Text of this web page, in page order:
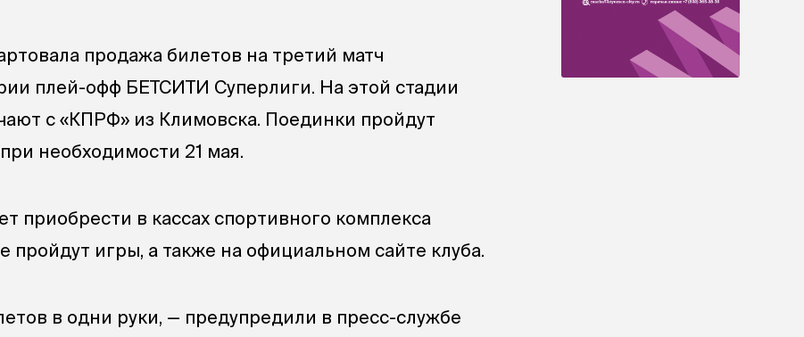
продажа билетов на третий матч
плей-офф БЕТСИТИ Суперлиги. На этой стадии
с «КПРФ» из Климовска. Поединки пройдут
необходимости 21 мая.
приобрести в кассах спортивного комплекса
пройдут игры, а также на официальном сайте клуба.
в одни руки, — предупредили в пресс-службе